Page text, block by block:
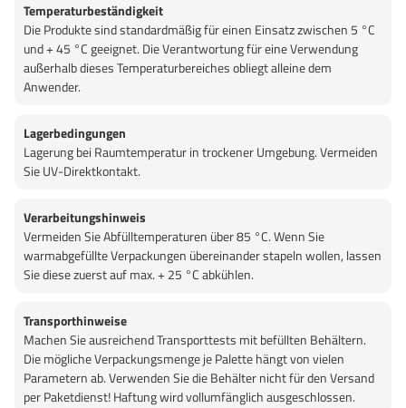
Temperaturbeständigkeit
Die Produkte sind standardmäßig für einen Einsatz zwischen 5 °C
und + 45 °C geeignet. Die Verantwortung für eine Verwendung
außerhalb dieses Temperaturbereiches obliegt alleine dem
Anwender.
Lagerbedingungen
Lagerung bei Raumtemperatur in trockener Umgebung. Vermeiden
Sie UV-Direktkontakt.
Verarbeitungshinweis
Vermeiden Sie Abfülltemperaturen über 85 °C. Wenn Sie
warmabgefüllte Verpackungen übereinander stapeln wollen, lassen
Sie diese zuerst auf max. + 25 °C abkühlen.
Transporthinweise
Machen Sie ausreichend Transporttests mit befüllten Behältern.
Die mögliche Verpackungsmenge je Palette hängt von vielen
Parametern ab. Verwenden Sie die Behälter nicht für den Versand
per Paketdienst! Haftung wird vollumfänglich ausgeschlossen.